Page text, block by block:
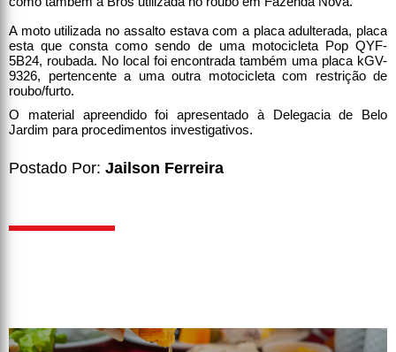
A moto utilizada no assalto estava com a placa adulterada, placa
esta que consta como sendo de uma motocicleta Pop QYF-
5B24, roubada. No local foi encontrada também uma placa kGV-
9326, pertencente a uma outra motocicleta com restrição de
roubo/furto.
O material apreendido foi apresentado à Delegacia de Belo
Jardim para procedimentos investigativos.
Postado Por: Jailson Ferreira